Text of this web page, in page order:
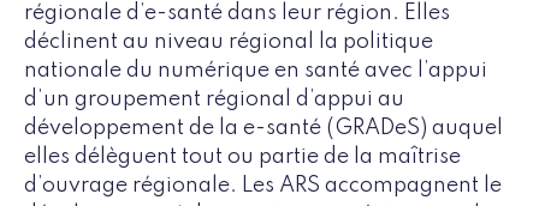
régionale d’e-santé dans leur région. Elles
déclinent au niveau régional la politique
nationale du numérique en santé avec l’appui
d’un groupement régional d’appui au
développement de la e-santé (GRADeS) auquel
elles délèguent tout ou partie de la maîtrise
d’ouvrage régionale. Les ARS accompagnent le